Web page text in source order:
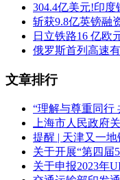
304.4亿美元!印度
斩获9.8亿英镑融
日立铁路16 亿欧
俄罗斯首列高速
文章排行
“理解与尊重同行
上海市人民政府
提醒 | 天津又一地
关于开展“第四届
关于申报2023年